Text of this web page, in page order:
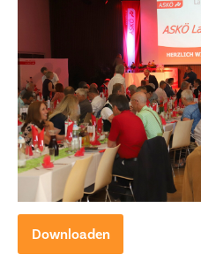
Downloaden